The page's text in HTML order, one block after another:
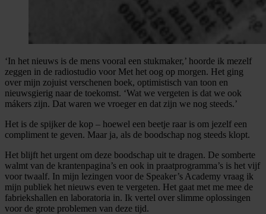
‘In het nieuws is de mens vooral een stukmaker,’ hoorde ik mezelf
zeggen in de radiostudio voor Met het oog op morgen. Het ging
over mijn zojuist verschenen boek, optimistisch van toon en
nieuwsgierig naar de toekomst. ‘Wat we vergeten is dat we ook
mákers zijn. Dat waren we vroeger en dat zijn we nog steeds.’
Het is de spijker de kop – hoewel een beetje raar is om jezelf een
compliment te geven. Maar ja, als de boodschap nog steeds klopt.
Het blijft het urgent om deze boodschap uit te dragen. De somberte
walmt van de krantenpagina’s en ook in praatprogramma’s is het vijf
voor twaalf. In mijn lezingen voor de Speaker’s Academy vraag ik
mijn publiek het nieuws even te vergeten. Het gaat met me mee de
fabriekshallen en laboratoria in. Ik vertel over slimme oplossingen
voor de grote problemen van deze tijd.